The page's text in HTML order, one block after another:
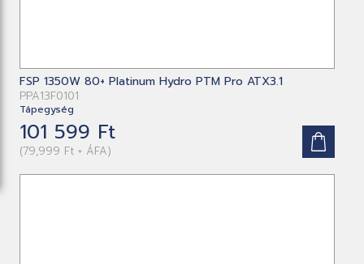
FSP 1350W 80+ Platinum Hydro PTM Pro ATX3.1
PPA13F0101
Tápegység
101 599 Ft
(79,999 Ft + ÁFA)